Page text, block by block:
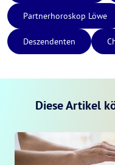
Partnerhoroskop Löwe
Deszendenten
Diese Artikel